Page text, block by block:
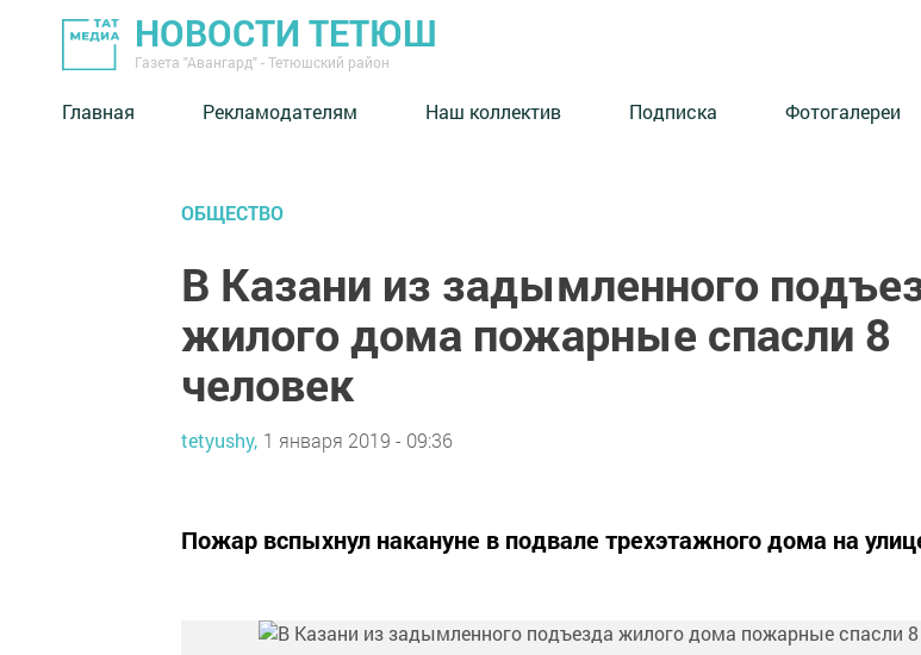
НОВОСТИ ТЕТЮШ
Газета "Авангард" - Тетюшский район
Главная Рекламодателям Наш коллектив Подписка Фотогалереи
ОБЩЕСТВО
В Казани из задымленного
жилого дома пожарные спасли 8
человек
tetyushy, 1 января 2019 - 09:36
Пожар вспыхнул накануне в подвале трехэтажного дома на